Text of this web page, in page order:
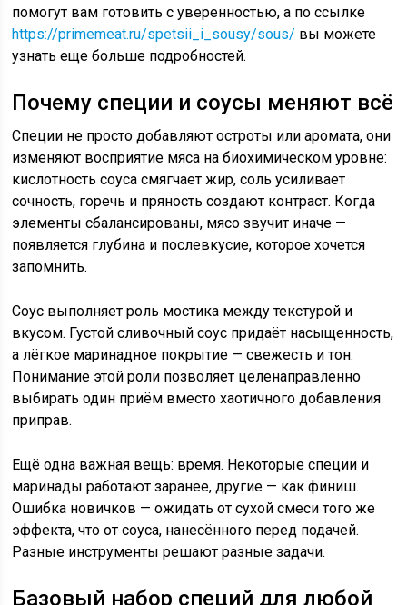
помогут вам готовить с уверенностью, а по ссылке
https://primemeat.ru/spetsii_i_sousy/sous/ вы можете
узнать еще больше подробностей.
Почему специи и соусы меняют всё
Специи не просто добавляют остроты или аромата, они
изменяют восприятие мяса на биохимическом уровне:
кислотность соуса смягчает жир, соль усиливает
сочность, горечь и пряность создают контраст. Когда
элементы сбалансированы, мясо звучит иначе —
появляется глубина и послевкусие, которое хочется
запомнить.
Соус выполняет роль мостика между текстурой и
вкусом. Густой сливочный соус придаёт насыщенность,
а лёгкое маринадное покрытие — свежесть и тон.
Понимание этой роли позволяет целенаправленно
выбирать один приём вместо хаотичного добавления
приправ.
Ещё одна важная вещь: время. Некоторые специи и
маринады работают заранее, другие — как финиш.
Ошибка новичков — ожидать от сухой смеси того же
эффекта, что от соуса, нанесённого перед подачей.
Разные инструменты решают разные задачи.
Базовый набор специй для любой